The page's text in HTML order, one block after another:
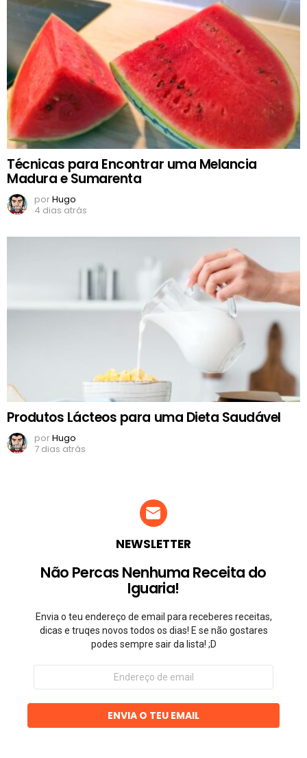
Técnicas para Encontrar uma Melancia
Madura e Sumarenta
porHugo
4 dias atrás
Produtos Lácteos para uma Dieta Saudável
porHugo
7 dias atrás
NEWSLETTER
Não Percas Nenhuma Receita do
Iguaria!
Envia o teu endereço de email para receberes receitas,
dicas e truqes novos todos os dias! E se não gostares
podes sempre sair da lista! ;D
Endereço
email
ENVIA O TEU EMAIL